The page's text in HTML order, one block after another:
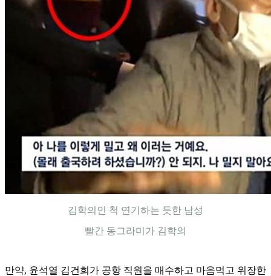
김학의인 척 연기하는 듯한 남성
빨간 동그라미가 김학의
만약, 윤석열 김건희가 공항 직원을 매수하고 마음먹고 위장한